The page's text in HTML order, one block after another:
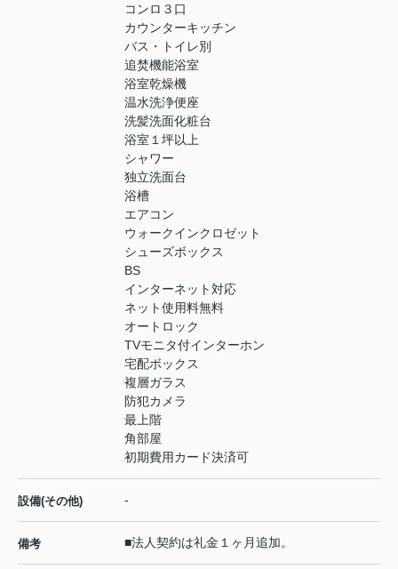
コンロ３口
カウンターキッチン
バス・トイレ別
追焚機能浴室
浴室乾燥機
温水洗浄便座
洗髪洗面化粧台
浴室１坪以上
シャワー
独立洗面台
浴槽
エアコン
ウォークインクロゼット
シューズボックス
BS
インターネット対応
ネット使用料無料
オートロック
TVモニタ付インターホン
宅配ボックス
複層ガラス
防犯カメラ
最上階
角部屋
初期費用カード決済可
設備(その他) -
備考 ■法人契約は礼金１ヶ月追加。